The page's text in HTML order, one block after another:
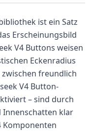
ist ein Satz
Erscheinungsbild
V4 Buttons weisen
Eckenradius
zwischen freundlich
V4 Button-
– sind durch
Innenschatten klar
Komponenten